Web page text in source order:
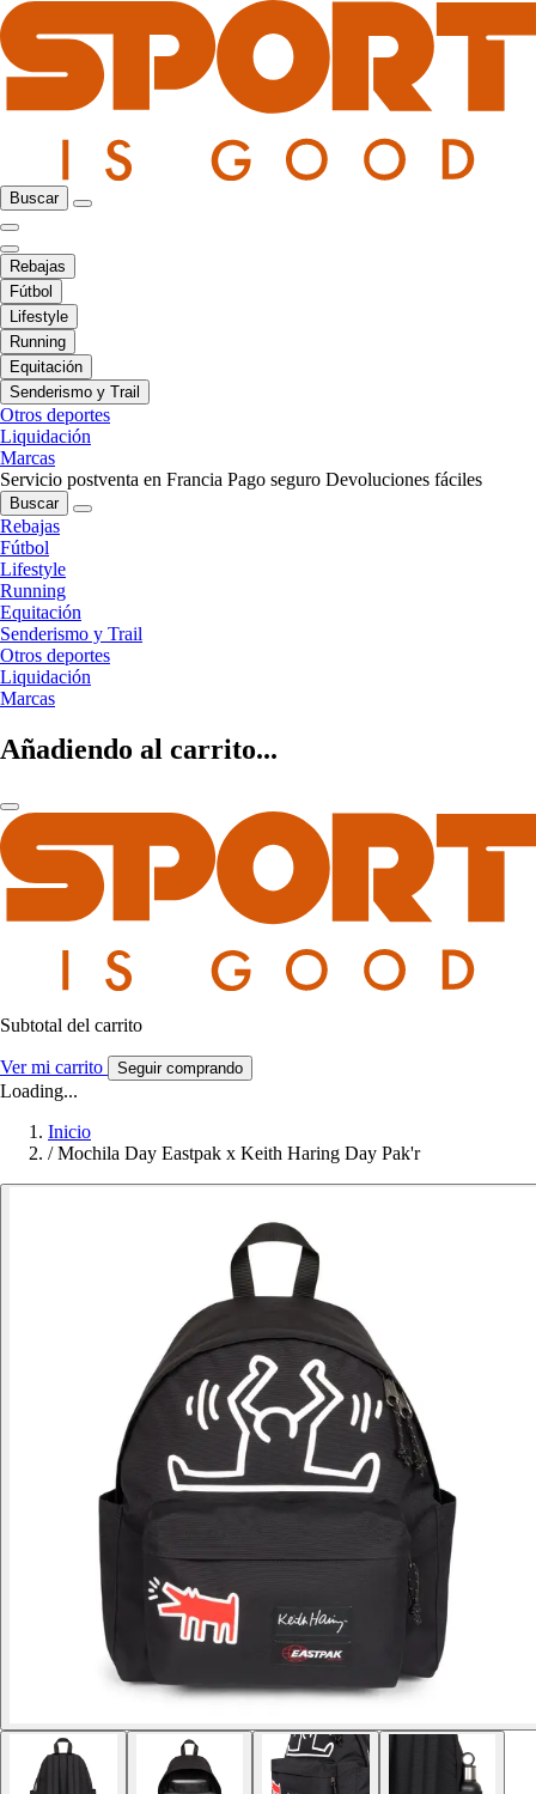
Buscar
Rebajas
Fútbol
Lifestyle
Running
Equitación
Senderismo y Trail
Otros deportes
Liquidación
Marcas
Servicio postventa en Francia Pago seguro Devoluciones fáciles
Buscar
Rebajas
Fútbol
Lifestyle
Running
Equitación
Senderismo y Trail
Otros deportes
Liquidación
Marcas
Añadiendo al carrito...
Subtotal del carrito
Ver mi carrito Seguir comprando
Loading...
Inicio
/ Mochila Day Eastpak x Keith Haring Day Pak'r